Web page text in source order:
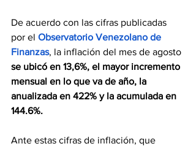
De acuerdo con las cifras publicadas
por el Observatorio Venezolano de
Finanzas, la inflación del mes de agosto
se ubicó en 13,6%, el mayor incremento
mensual en lo que va de año, la
anualizada en 422% y la acumulada en
144.6%.
Ante estas cifras de inflación, que